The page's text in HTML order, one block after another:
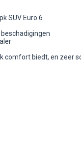
SUV Euro 6
comfort biedt, en zeer